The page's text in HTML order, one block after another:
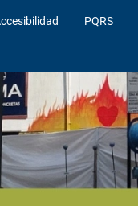
PQRS